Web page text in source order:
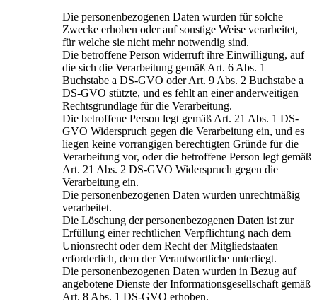
Die personenbezogenen Daten wurden für solche
Zwecke erhoben oder auf sonstige Weise verarbeitet,
für welche sie nicht mehr notwendig sind.
Die betroffene Person widerruft ihre Einwilligung, auf
die sich die Verarbeitung gemäß Art. 6 Abs. 1
Buchstabe a DS-GVO oder Art. 9 Abs. 2 Buchstabe a
DS-GVO stützte, und es fehlt an einer anderweitigen
Rechtsgrundlage für die Verarbeitung.
Die betroffene Person legt gemäß Art. 21 Abs. 1 DS-
GVO Widerspruch gegen die Verarbeitung ein, und es
liegen keine vorrangigen berechtigten Gründe für die
Verarbeitung vor, oder die betroffene Person legt gemäß
Art. 21 Abs. 2 DS-GVO Widerspruch gegen die
Verarbeitung ein.
Die personenbezogenen Daten wurden unrechtmäßig
verarbeitet.
Die Löschung der personenbezogenen Daten ist zur
Erfüllung einer rechtlichen Verpflichtung nach dem
Unionsrecht oder dem Recht der Mitgliedstaaten
erforderlich, dem der Verantwortliche unterliegt.
Die personenbezogenen Daten wurden in Bezug auf
angebotene Dienste der Informationsgesellschaft gemäß
Art. 8 Abs. 1 DS-GVO erhoben.